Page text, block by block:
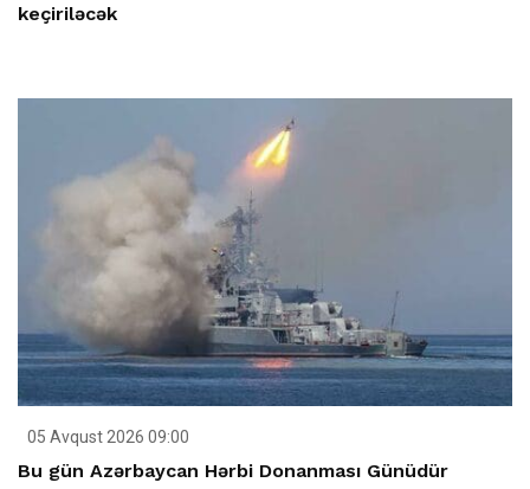
keçiriləcək
05 Avqust 2026 09:00
Bu gün Azərbaycan Hərbi Donanması Günüdür